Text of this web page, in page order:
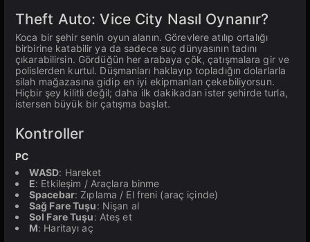
Theft Auto: Vice City Nasıl Oynanır?
Koca bir şehir senin oyun alanın. Görevlere atılıp ortalığı
birbirine katabilir ya da sadece suç dünyasının tadını
çıkarabilirsin. Gördüğün her arabaya çök, çatışmalara gir ve
polislerden kurtul. Düşmanları haklayıp topladığın dolarlarla
silah mağazasına gidip en iyi ekipmanları çekebiliyorsun.
Hiçbir şey kilitli değil; daha ilk dakikadan ister şehirde turla,
istersen büyük bir çatışma başlat.
Kontroller
PC
WASD: Hareket
E: Etkileşim / Araçlara binme
Spacebar: Zıplama / El freni (araç içinde)
Sağ Fare Tuşu: Nişan al
Sol Fare Tuşu: Ateş et
M: Haritayı aç